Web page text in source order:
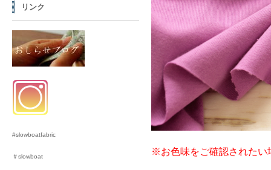
※お色味をご確認されたい
リンク
#slowboatfabric
＃slowboat